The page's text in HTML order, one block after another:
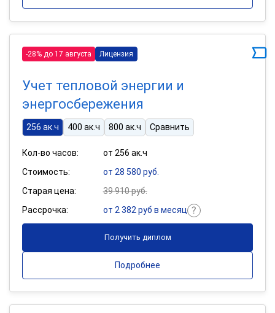
-28% до 17 августа Лицензия
Учет тепловой энергии и
энергосбережения
256 ак.ч 400 ак.ч 800 ак.ч Сравнить
Кол-во часов:
от 256 ак.ч
Стоимость:
от 28 580 руб.
Старая цена:
39 910 руб.
Рассрочка:
от 2 382 руб в месяц
Получить диплом
Подробнее